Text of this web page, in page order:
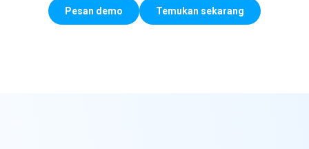
Pesan demo Temukan sekarang